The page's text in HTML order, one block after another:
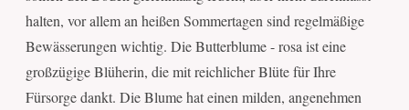
halten, vor allem an heißen Sommertagen sind regelmäßige
Bewässerungen wichtig. Die Butterblume - rosa ist eine
großzügige Blüherin, die mit reichlicher Blüte für Ihre
Fürsorge dankt. Die Blume hat einen milden, angenehmen